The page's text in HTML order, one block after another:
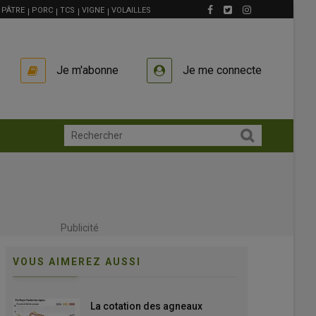
PÂTRE PORC TCS VIGNE VOLAILLES
Je m'abonne Je me connecte
Publicité
VOUS AIMEREZ AUSSI
La cotation des agneaux